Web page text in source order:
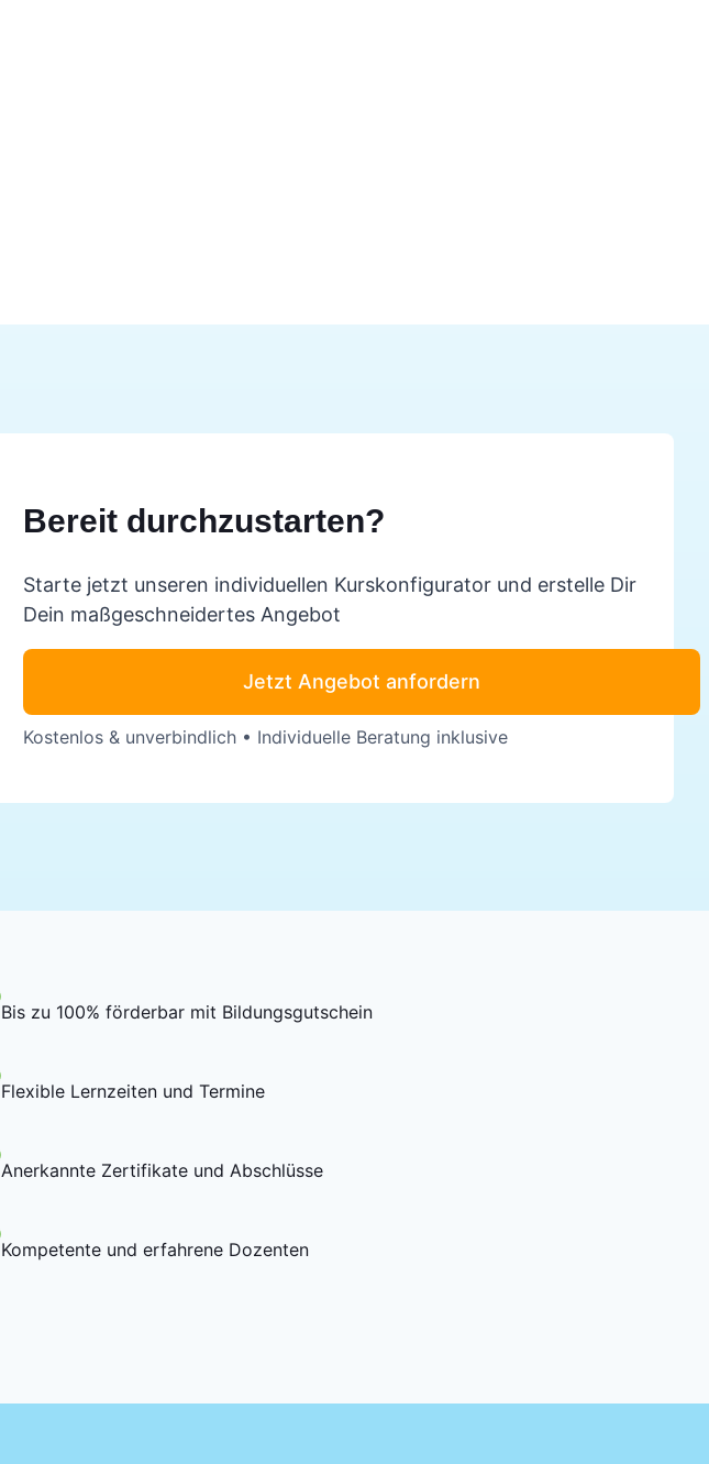
Bereit durchzustarten?
Starte jetzt unseren individuellen Kurskonfigurator und erstelle Dir
Dein maßgeschneidertes Angebot
Jetzt Angebot anfordern
Kostenlos & unverbindlich • Individuelle Beratung inklusive
Bis zu 100% förderbar mit Bildungsgutschein
Flexible Lernzeiten und Termine
Anerkannte Zertifikate und Abschlüsse
Kompetente und erfahrene Dozenten